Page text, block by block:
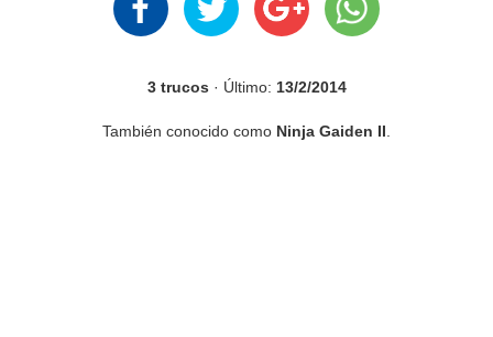
3 trucos · Último: 13/2/2014
También conocido como Ninja Gaiden II